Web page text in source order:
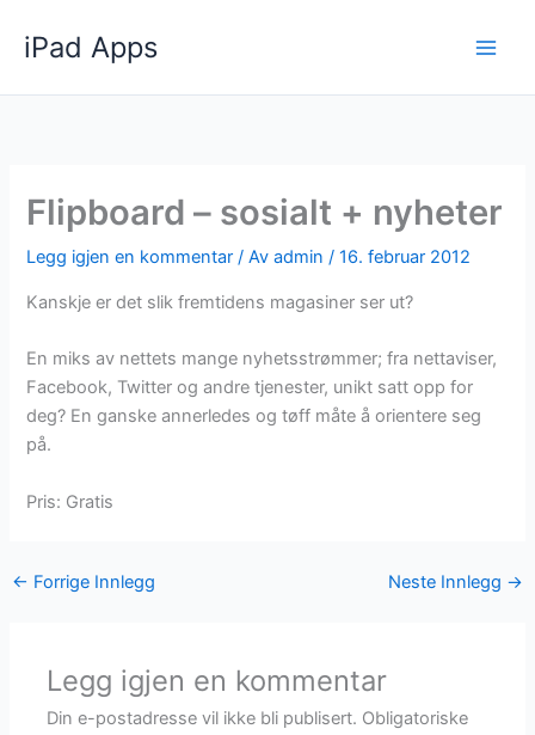
rett
innholdet
iPad Apps
Flipboard – sosialt + nyheter
Legg igjen en kommentar / Av admin/16. februar 2012
Kanskje er det slik fremtidens magasiner ser ut?
En miks av nettets mange nyhetsstrømmer; fra nettaviser,
Facebook, Twitter og andre tjenester, unikt satt opp for
deg? En ganske annerledes og tøff måte å orientere seg
på.
Pris: Gratis
← Forrige Innlegg Neste Innlegg →
Legg igjen en kommentar
Din e-postadresse vil ikke bli publisert. Obligatoriske